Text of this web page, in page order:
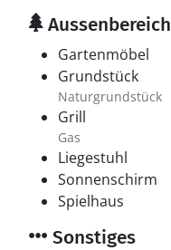
Aussenbereich
Gartenmöbel
Grundstück
Naturgrundstück
Grill
Gas
Liegestuhl
Sonnenschirm
Spielhaus
Sonstiges